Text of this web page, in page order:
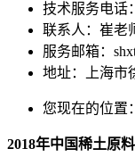
技术服务电话
联系人：崔老
服务邮箱：
地址：上海市
您现在的位置：
2018年中国稀土原